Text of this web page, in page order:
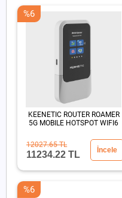
KEENETIC ROUTER ROAMER
5G MOBILE HOTSPOT WIFI6
%6
12027.65 TL
11234.22 TL İncele
%6